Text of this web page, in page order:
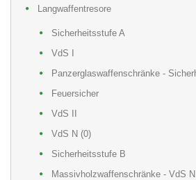
Langwaffentresore
Sicherheitsstufe A
VdS I
Panzerglaswaffenschränke -
Feuersicher
VdS II
VdS N (0)
Sicherheitsstufe B
Massivholzwaffenschränke - VdS